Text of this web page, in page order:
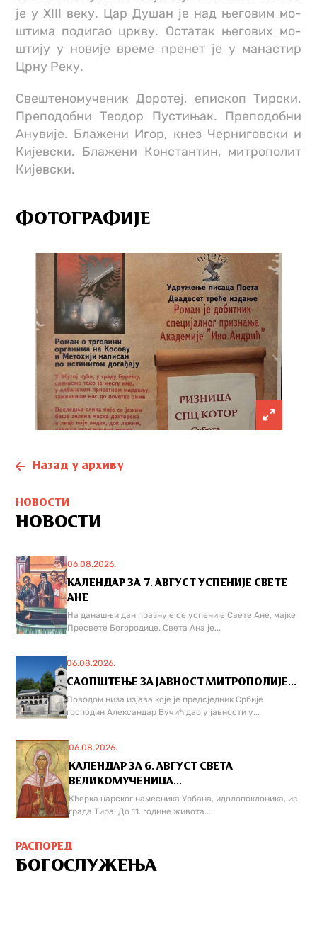
је у XIII­ ве­ку. Цар Ду­шан је над ње­го­вим мо­
шти­ма по­ди­гао цр­кву. Оста­так ње­го­вих мо­
шти­ју у но­ви­је вре­ме пре­нет је у ма­на­стир
Цр­ну Ре­ку.
Свештеномученик Доротеј, епископ Тирски.
Преподобни Теодор Пустињак. Преподобни
Анувије. Блажени Игор, кнез Черниговски и
Кијевски. Блажени Константин, митрополит
Кијевски.
ФОТОГРАФИЈЕ
Назад у архиву
НОВОСТИ
НОВОСТИ
06.08.2026.
КАЛЕНДАР ЗА 7. АВГУСТ УСПЕНИЈЕ СВЕТЕ
АНЕ
На данашњи дан празнује се успеније Свете Ане, мајке
Пресвете Богородице. Света Ана је...
06.08.2026.
САОПШТЕЊЕ ЗА ЈАВНОСТ МИТРОПОЛИЈЕ...
Поводом низа изјава које је предсједник Србије
господин Александар Вучић дао у јавности у...
06.08.2026.
КАЛЕНДАР ЗА 6. АВГУСТ СВЕТА
ВЕЛИКОМУЧЕНИЦА...
Кћерка царског намесника Урбана, идолопоклоника, из
града Тира. До 11. године живота...
РАСПОРЕД
БОГОСЛУЖЕЊА